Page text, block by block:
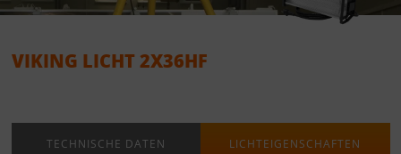
VIKING LICHT 2X36HF
TECHNISCHE DATEN LICHTEIGENSCHAFTEN